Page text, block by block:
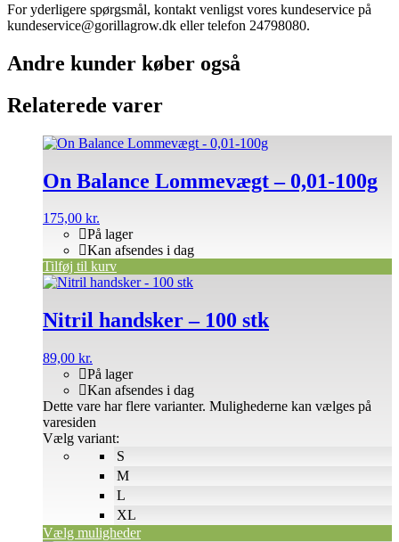
For yderligere spørgsmål, kontakt venligst vores kundeservice på
kundeservice@gorillagrow.dk eller telefon 24798080.
Andre kunder køber også
Relaterede varer
On Balance Lommevægt – 0,01-100g
175,00 kr.
På lager
Kan afsendes i dag
Tilføj til kurv
Nitril handsker – 100 stk
89,00 kr.
På lager
Kan afsendes i dag
Vælg variant:
Vælg muligheder
Dette vare har flere varianter. Mulighederne kan vælges på
varesiden
S
M
L
XL